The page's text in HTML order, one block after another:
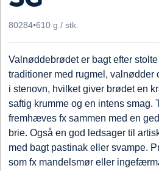
80284•610 g / stk.
Valnøddebrødet er bagt efter
traditioner med rugmel, valnødder
i stenovn, hvilket giver brødet en
saftig krumme og en intens smag.
fremhæves fx sammen med en
brie. Også en god ledsager til
med bagt pastinak eller svampe.
som fx mandelsmør eller